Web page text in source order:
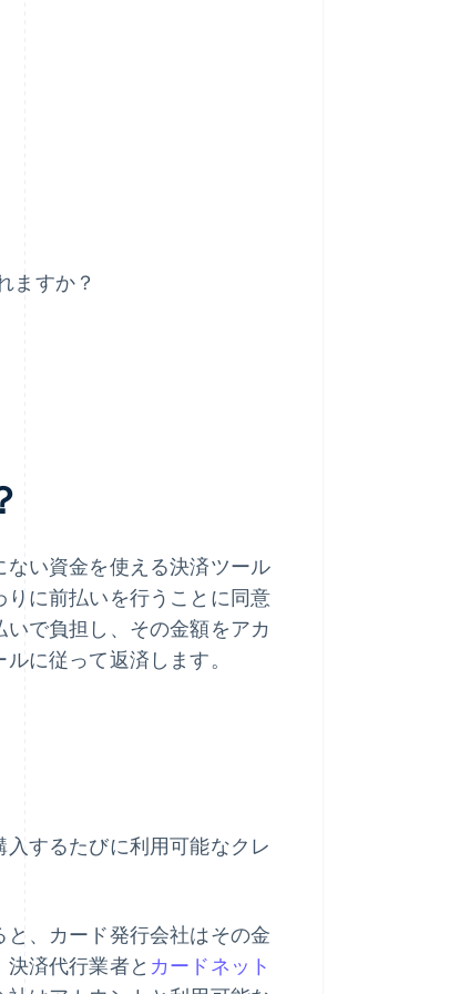
ますか？
い資金を使える決済ツール
に前払いを行うことに同意
で負担し、その金額をアカ
に従って返済します。
するたびに利用可能なクレ
、カード発行会社はその金
済代行業者と カードネット